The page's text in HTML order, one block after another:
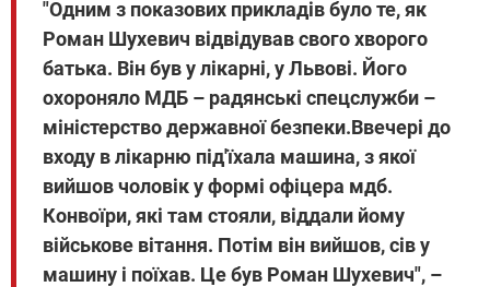
"Одним з показових прикладів було те, як
Роман Шухевич відвідував свого хворого
батька. Він був у лікарні, у Львові. Його
охороняло МДБ – радянські спецслужби –
міністерство державної безпеки.Ввечері до
входу в лікарню під'їхала машина, з якої
вийшов чоловік у формі офіцера мдб.
Конвоїри, які там стояли, віддали йому
військове вітання. Потім він вийшов, сів у
машину і поїхав. Це був Роман Шухевич", –